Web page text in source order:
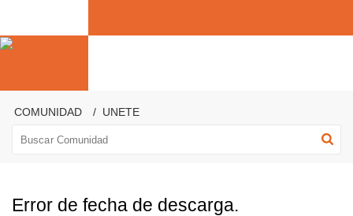
COMUNIDAD UNETE
Error de fecha de descarga.